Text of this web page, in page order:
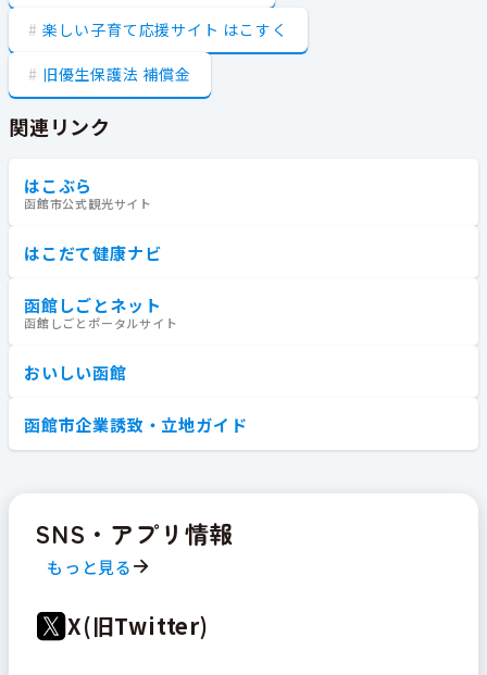
楽しい子育て応援サイト はこすく
旧優生保護法 補償金
関連リンク
はこぶら
函館市公式観光サイト
はこだて健康ナビ
函館しごとネット
函館しごとポータルサイト
おいしい函館
函館市企業誘致・立地ガイド
SNS・アプリ情報
もっと見る
X(旧Twitter)